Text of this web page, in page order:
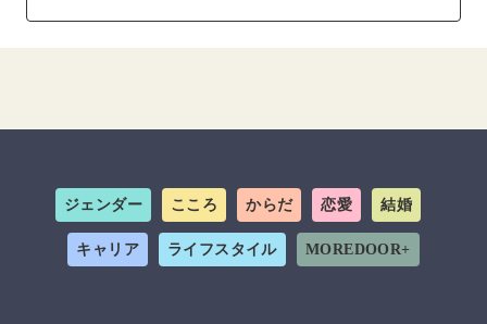
ジェンダー こころ からだ 恋愛 結婚
キャリア ライフスタイル MOREDOOR+